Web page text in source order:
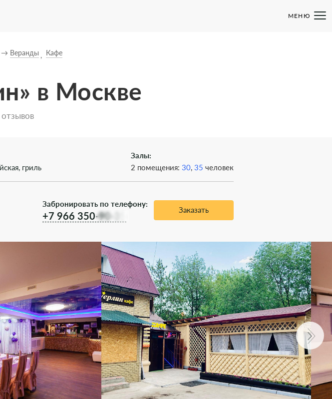
МЕНЮ
Веранды Кафе
в Москве
гриль
Залы:
2 помещения: 30, 35 человек
Забронировать по телефону:
+7 966 350-90-35 Заказать